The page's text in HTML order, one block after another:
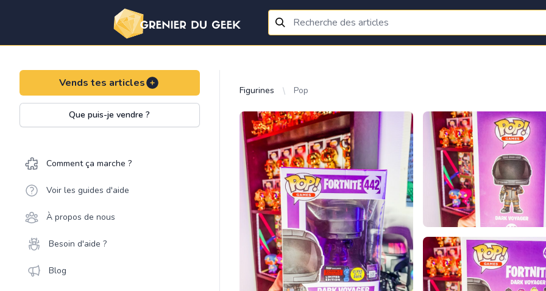
Vends tes articles
Que puis-je vendre ?
Comment ça marche ?
Voir les guides d'aide
À propos de nous
Besoin d'aide ?
Blog
Figurines Pop